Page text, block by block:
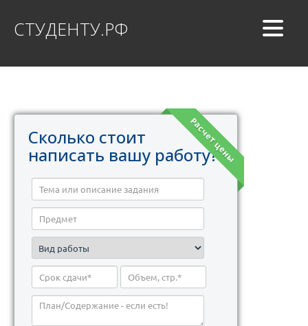
СТУДЕНТУ.РФ
Расчет цены
Сколько стоит
написать вашу работу?